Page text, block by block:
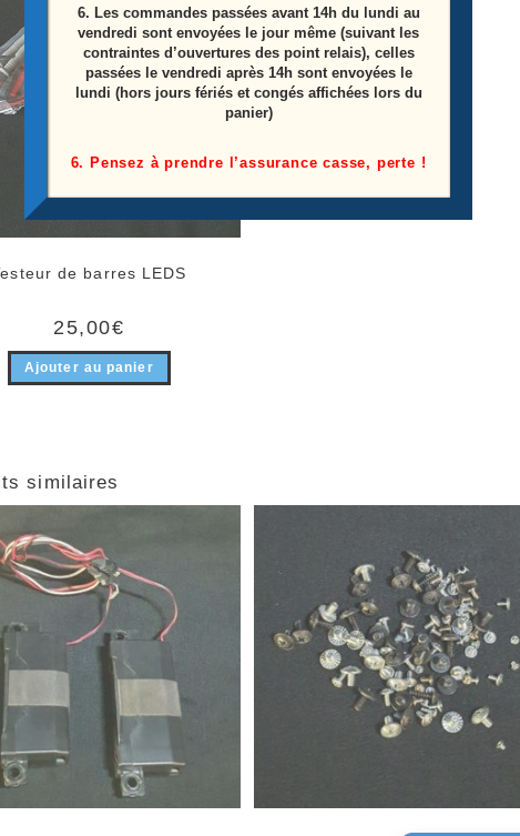
de barres LEDS
25,00€
Ajouter au panier
similaires
6. Les commandes passées avant 14h du lundi au
vendredi sont envoyées le jour même (suivant les
contraintes d’ouvertures des point relais), celles
passées le vendredi après 14h sont envoyées le
lundi (hors jours fériés et congés affichées lors du
panier)
6. Pensez à prendre l’assurance casse, perte !